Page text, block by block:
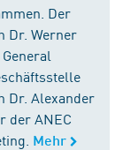
Der
Dr. Werner
Dr. Alexander
der ANEC
Mehr